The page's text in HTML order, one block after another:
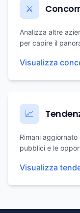
⚔️
Analizza altre
per capire il
Visualizza
📈
Rimani
pubblici e le
Visualizza